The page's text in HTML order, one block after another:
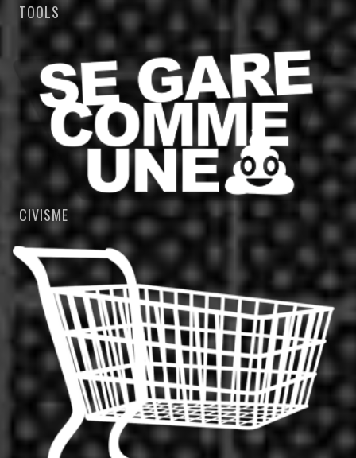
TOOLS
CIVISME